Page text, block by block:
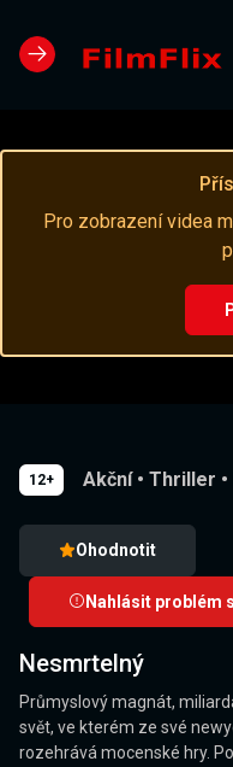
Pro zobrazení videa
12+ Akční • Thriller •
Ohodnotit
Nahlásit problém
Nesmrtelný
Průmyslový magnát,
svět, ve kterém ze své
rozehrává mocenské hry.